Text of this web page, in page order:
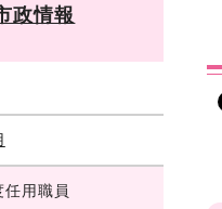
政情報
用職員